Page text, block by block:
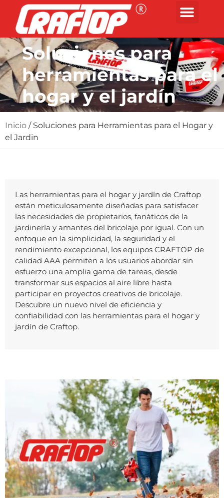
Soluciones para
herramientas para el
hogar y el jardín
Inicio / Soluciones para Herramientas para el Hogar y
el Jardin
Las herramientas para el hogar y jardín de Craftop
están meticulosamente diseñadas para satisfacer
las necesidades de propietarios, fanáticos de la
jardinería y amantes del bricolaje por igual. Con un
enfoque en la simplicidad, la seguridad y el
rendimiento excepcional, los equipos CRAFTOP de
calidad AAA permiten a los usuarios abordar sin
esfuerzo una amplia gama de tareas, desde
transformar sus espacios al aire libre hasta
participar en proyectos creativos de bricolaje.
Descubre un nuevo nivel de eficiencia y
confiabilidad con las herramientas para el hogar y
jardín de Craftop.